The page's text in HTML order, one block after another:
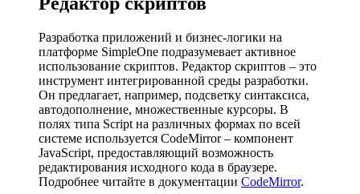
Разработка приложений и бизнес-логики на
платформе SimpleOne подразумевает активное
использование скриптов. Редактор скриптов – это
инструмент интегрированной среды разработки.
Он предлагает, например, подсветку синтаксиса,
автодополнение, множественные курсоры. В
полях типа Script на различных формах по всей
системе используется CodeMirror – компонент
JavaScript, предоставляющий возможность
редактирования исходного кода в браузере.
Подробнее читайте в документации CodeMirror.